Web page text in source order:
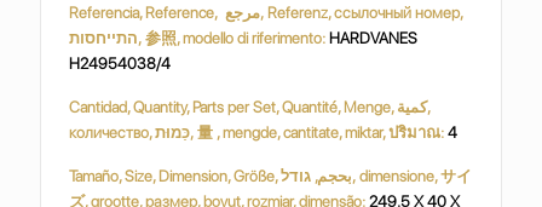
Referencia, Reference, مرجع, Referenz, ссылочный номер,
התייחסות, 参照, modello di riferimento: HARDVANES
H24954038/4
Cantidad, Quantity, Parts per Set, Quantité, Menge, كمية,
количество, כַּמוּת, 量 , mengde, cantitate, miktar, ปริมาณ: 4
Tamaño, Size, Dimension, Größe, بحجم, גודל, dimensione, サイ
ズ, grootte, размер, boyut, rozmiar, dimensão: 249.5 X 40 X